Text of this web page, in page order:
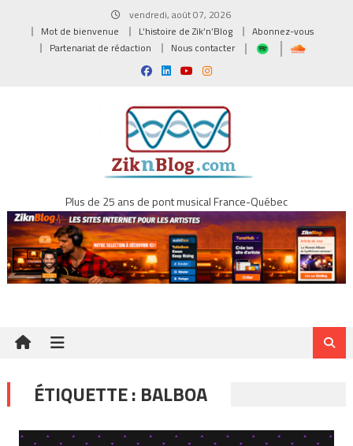
vendredi, août 07, 2026
Mot de bienvenue
L’histoire de Zik’n’Blog
Abonnez-vous
Partenariat de rédaction
Nous contacter
Plus de 25 ans de pont musical France-Québec
ÉTIQUETTE : BALBOA